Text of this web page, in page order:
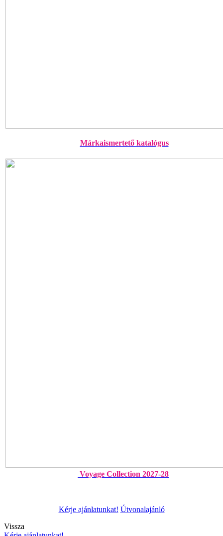
Márkaismertető katalógus
Voyage Collection 2027-28
Kérje ajánlatunkat! Útvonalajánló
Vissza